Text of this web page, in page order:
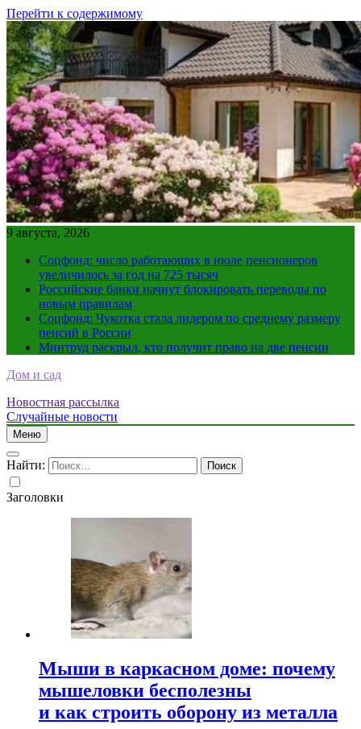
Перейти к содержимому
9 августа, 2026
Соцфонд: число работающих в июле пенсионеров
увеличилось за год на 725 тысяч
Российские банки начнут блокировать переводы по
новым правилам
Соцфонд: Чукотка стала лидером по среднему размеру
пенсий в России
Минтруд раскрыл, кто получит право на две пенсии
Дом и сад
Новостная рассылка
Случайные новости
Меню
Найти:
Заголовки
Мыши в каркасном доме: почему
мышеловки бесполезны
и как строить оборону из металла